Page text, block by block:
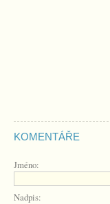
KOMENTÁŘE
Jméno:
Nadpis: